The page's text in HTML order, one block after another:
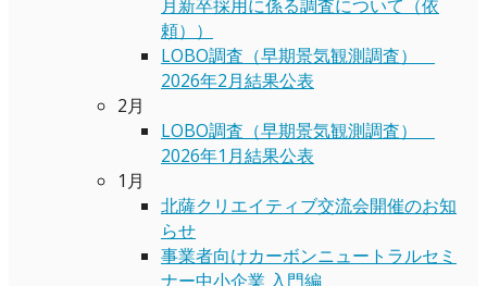
月新卒採用に係る調査について（依
頼））
LOBO調査（早期景気観測調査）
2026年2月結果公表
2月
LOBO調査（早期景気観測調査）
2026年1月結果公表
1月
北薩クリエイティブ交流会開催のお知
らせ
事業者向けカーボンニュートラルセミ
ナー中小企業 入門編